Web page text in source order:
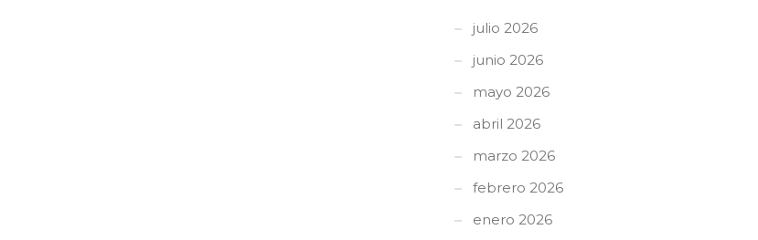
julio 2026
junio 2026
mayo 2026
abril 2026
marzo 2026
febrero 2026
enero 2026